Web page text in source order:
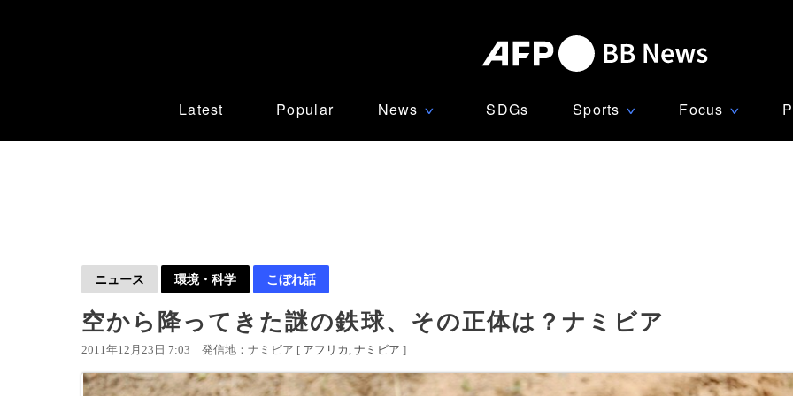
Latest Popular News ∨ SDGs Sports ∨ Focus ∨
ニュース 環境・科学 こぼれ話
空から降ってきた謎の鉄球、その正体は？ナミビア
2011年12月23日 7:03 発信地：ナミビア [ アフリカ ナミビア ]